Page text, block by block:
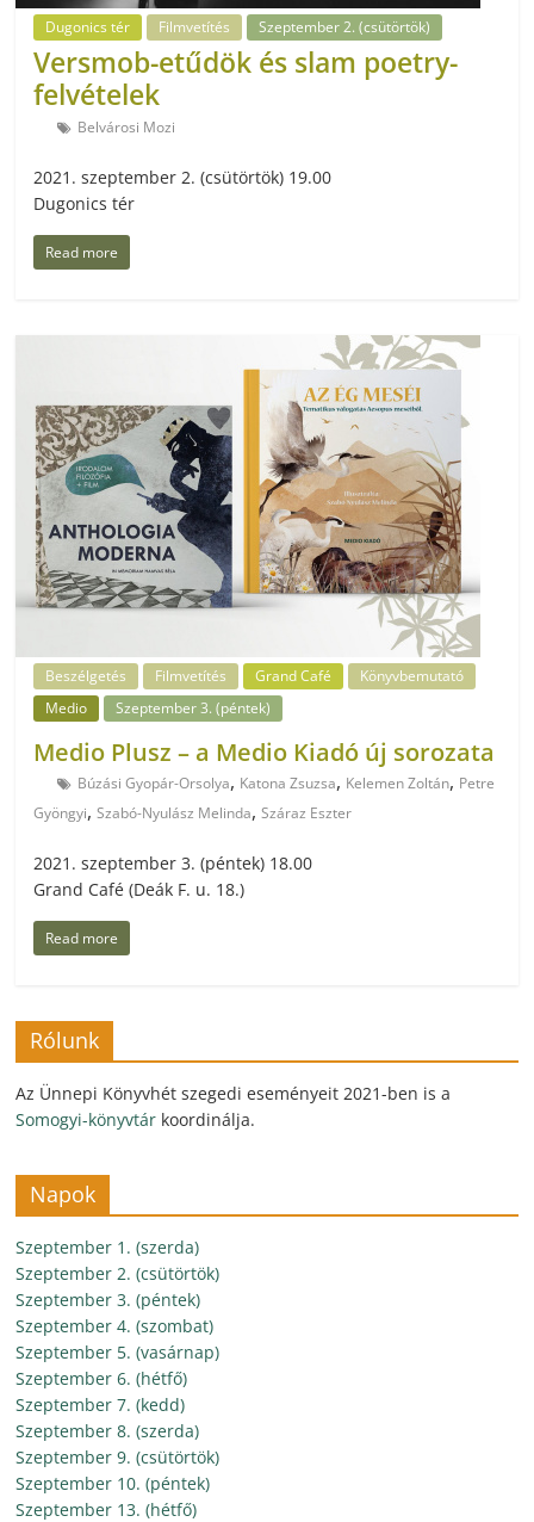
Dugonics tér Filmvetítés Szeptember 2. (csütörtök)
Versmob-etűdök és slam poetry-
felvételek
Belvárosi Mozi
2021. szeptember 2. (csütörtök) 19.00
Dugonics tér
Read more
Beszélgetés Filmvetítés Grand Café
Könyvbemutató
Medio
Szeptember 3. (péntek)
Medio Plusz – a Medio Kiadó új sorozata
Búzási Gyopár-Orsolya, Katona Zsuzsa, Kelemen Zoltán, Petre
Gyöngyi,Szabó-Nyulász Melinda,Száraz Eszter
2021. szeptember 3. (péntek) 18.00
Grand Café (Deák F. u. 18.)
Read more
Rólunk
Az Ünnepi Könyvhét szegedi eseményeit 2021-ben is a
Somogyi-könyvtár koordinálja.
Napok
Szeptember 1. (szerda)
Szeptember 2. (csütörtök)
Szeptember 3. (péntek)
Szeptember 4. (szombat)
Szeptember 5. (vasárnap)
Szeptember 6. (hétfő)
Szeptember 7. (kedd)
Szeptember 8. (szerda)
Szeptember 9. (csütörtök)
Szeptember 10. (péntek)
Szeptember 13. (hétfő)